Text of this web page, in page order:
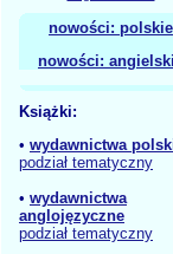
nowości: polskie
nowości:
Książki:
• wydawnictwa
podział tematyczny
• wydawnictwa
anglojęzyczne
podział tematyczny